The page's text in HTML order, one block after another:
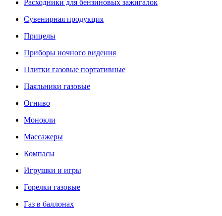
Расходники для бензиновых зажигалок
Сувенирная продукция
Прицелы
Приборы ночного видения
Плитки газовые портативные
Паяльники газовые
Огниво
Монокли
Массажеры
Компасы
Игрушки и игры
Горелки газовые
Газ в баллонах